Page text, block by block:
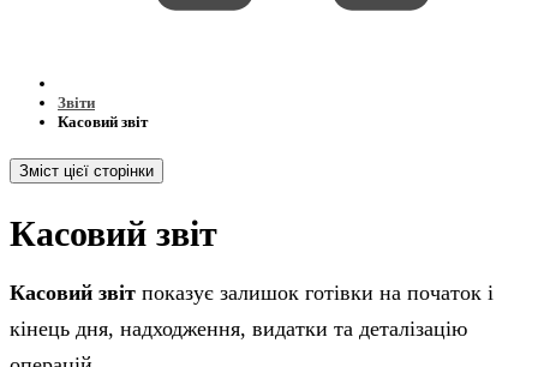
Звіти
Касовий звіт
Зміст цієї сторінки
Касовий звіт
Касовий звіт показує залишок готівки на початок і
кінець дня, надходження, видатки та деталізацію